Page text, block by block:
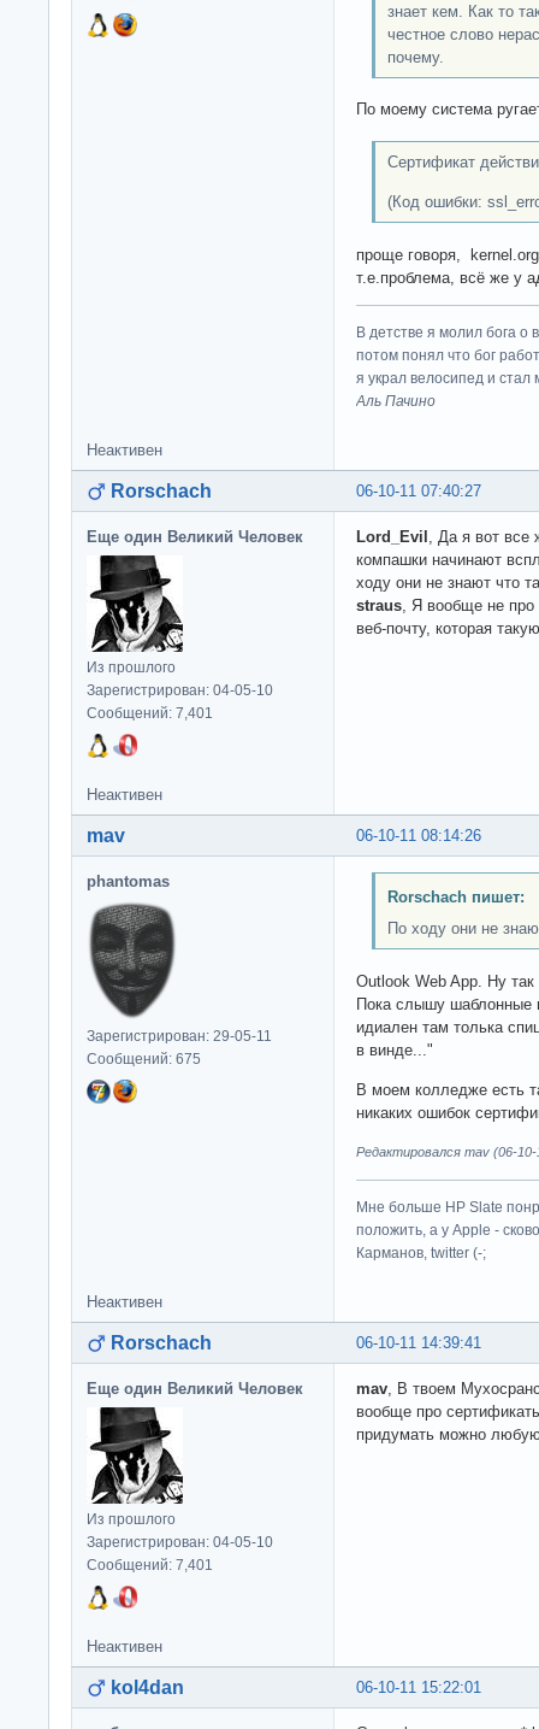
знает кем. Как то
честное слово
почему.
По моему система
Сертификат
(Код ошибки:
проще говоря,
т.е.проблема, всё же у
В детстве я молил бога о
потом понял что бог
я украл велосипед и стал
Аль Пачино
Неактивен
06-10-11 07:40:27
Rorschach
Еще один Великий Человек
Из прошлого
Зарегистрирован: 04-05-10
Сообщений: 7,401
Lord_Evil
, Да я вот все
компашки начинают
ходу они не знают что
straus , Я вообще не
веб-почту, которая
Неактивен
06-10-11 08:14:26
mav
phantomas
Зарегистрирован: 29-05-11
Сообщений: 675
Rorschach пишет:
По ходу они не
Outlook Web App. Ну
Пока слышу шаблонные
идиален там толька
в винде..."
В моем колледже есть
никаких ошибок
Редактировался mav (06-10-
Мне больше HP Slate
положить, а у Apple -
Карманов, twitter (-;
Неактивен
06-10-11 14:39:41
Rorschach
Еще один Великий Человек
Из прошлого
Зарегистрирован: 04-05-10
Сообщений: 7,401
mav , В твоем
вообще про
придумать можно
Неактивен
06-10-11 15:22:01
kol4dan